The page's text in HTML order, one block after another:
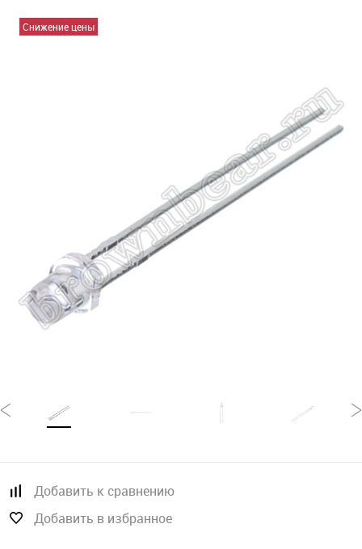
Снижение цены
Добавить к сравнению
Добавить в избранное